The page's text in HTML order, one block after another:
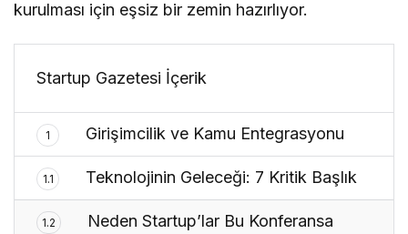
kurulması için eşsiz bir zemin hazırlıyor.
Startup Gazetesi İçerik
1 Girişimcilik ve Kamu Entegrasyonu
1.1 Teknolojinin Geleceği: 7 Kritik Başlık
1.2
Neden Startup’lar Bu Konferansa